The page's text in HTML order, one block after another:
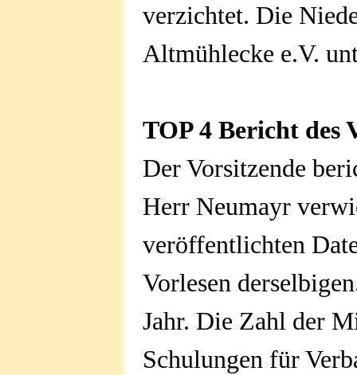
verzichtet. Die
Altmühlecke e.V.
TOP 4 Bericht des
Der Vorsitzende
Herr Neumayr
veröffentlichten
Vorlesen
Jahr. Die Zahl der
Schulungen für